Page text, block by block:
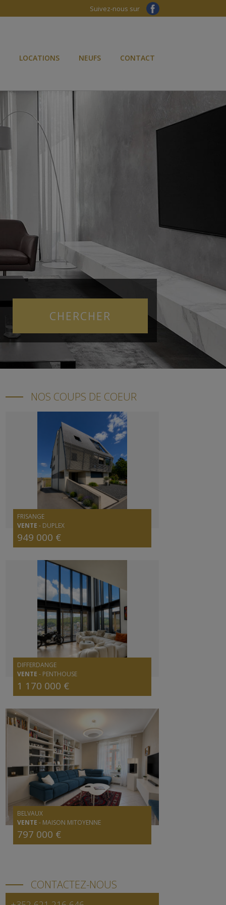
Suivez-nous sur
LOCATIONS NEUFS CONTACT
NOS COUPS DE COEUR
FRISANGE
VENTE - DUPLEX
949 000 €
DIFFERDANGE
VENTE - PENTHOUSE
1 170 000 €
BELVAUX
VENTE - MAISON MITOYENNE
797 000 €
CONTACTEZ-NOUS